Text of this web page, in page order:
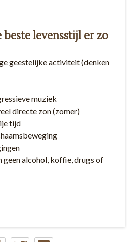
levensstijl er zo
geestelijke activiteit (denken
muziek
directe zon (zomer)
tijd
geen alcohol, koffie, drugs of